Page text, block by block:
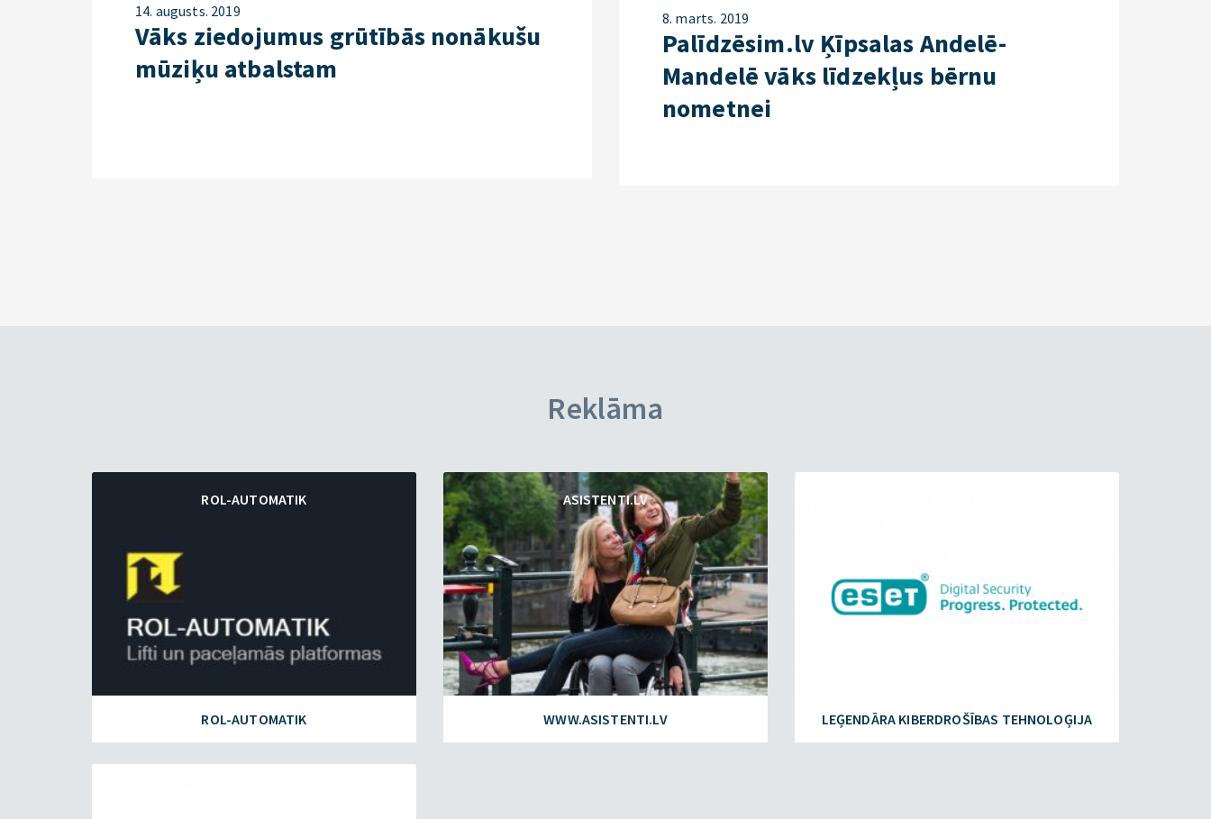
14. augusts. 2019
Vāks ziedojumus grūtībās nonākušu
mūziķu atbalstam
8. marts. 2019
Palīdzēsim.lv Ķīpsalas Andelē-
Mandelē vāks līdzekļus bērnu
nometnei
Reklāma
ROL-AUTOMATIK
ROL-AUTOMATIK
ASISTENTI.LV
WWW.ASISTENTI.LV LEĢENDĀRA KIBERDROŠĪBAS TEHNOLOĢIJA